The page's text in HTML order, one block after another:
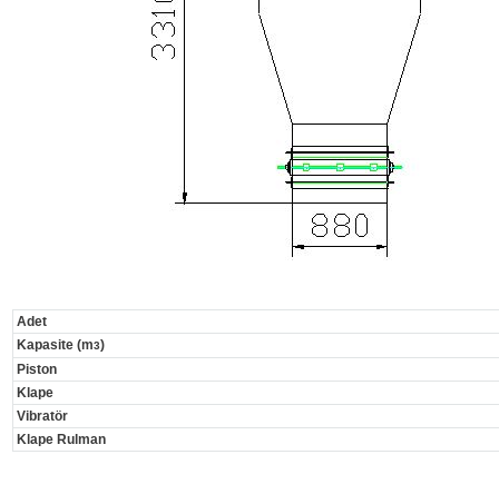
Adet
Kapasite (m3)
Piston
Klape
Vibratör
Klape Rulman